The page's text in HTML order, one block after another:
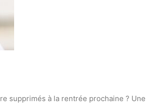
supprimés à la rentrée prochaine ? Une